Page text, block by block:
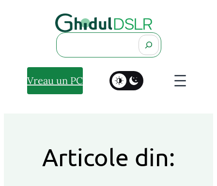
Search
Vreau un PC
Articole din: